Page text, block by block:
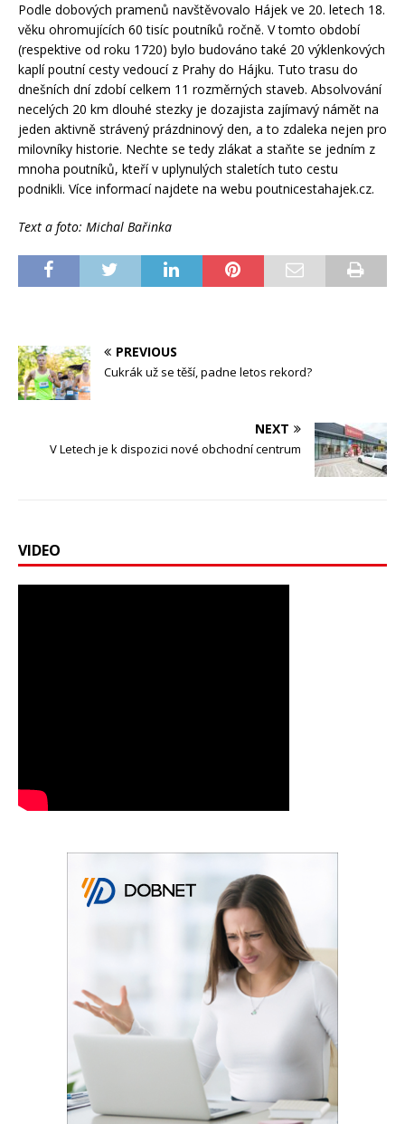
Podle dobových pramenů navštěvovalo Hájek ve 20. letech 18.
věku ohromujících 60 tisíc poutníků ročně. V tomto období
(respektive od roku 1720) bylo budováno také 20 výklenkových
kaplí poutní cesty vedoucí z Prahy do Hájku. Tuto trasu do
dnešních dní zdobí celkem 11 rozměrných staveb. Absolvování
necelých 20 km dlouhé stezky je dozajista zajímavý námět na
jeden aktivně strávený prázdninový den, a to zdaleka nejen pro
milovníky historie. Nechte se tedy zlákat a staňte se jedním z
mnoha poutníků, kteří v uplynulých staletích tuto cestu
podnikli. Více informací najdete na webu poutnicestahajek.cz.
Text a foto: Michal Bařinka
PREVIOUS
Cukrák už se těší, padne letos rekord?
NEXT
V Letech je k dispozici nové obchodní centrum
VIDEO